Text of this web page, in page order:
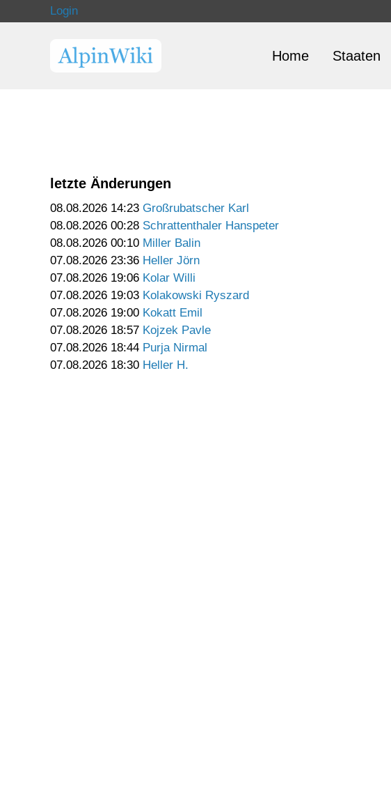
Login
Home Staaten
letzte Änderungen
08.08.2026 14:23 Großrubatscher Karl
08.08.2026 00:28 Schrattenthaler Hanspeter
08.08.2026 00:10 Miller Balin
07.08.2026 23:36 Heller Jörn
07.08.2026 19:06 Kolar Willi
07.08.2026 19:03 Kolakowski Ryszard
07.08.2026 19:00 Kokatt Emil
07.08.2026 18:57 Kojzek Pavle
07.08.2026 18:44 Purja Nirmal
07.08.2026 18:30 Heller H.